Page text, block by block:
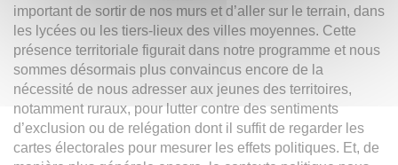
important de sortir de nos murs et d’aller sur le terrain, dans
les lycées ou les tiers-lieux des villes moyennes. Cette
présence territoriale figurait dans notre programme et nous
sommes désormais plus convaincus encore de la
nécessité de nous adresser aux jeunes des territoires,
notamment ruraux, pour lutter contre des sentiments
d’exclusion ou de relégation dont il suffit de regarder les
cartes électorales pour mesurer les effets politiques. Et, de